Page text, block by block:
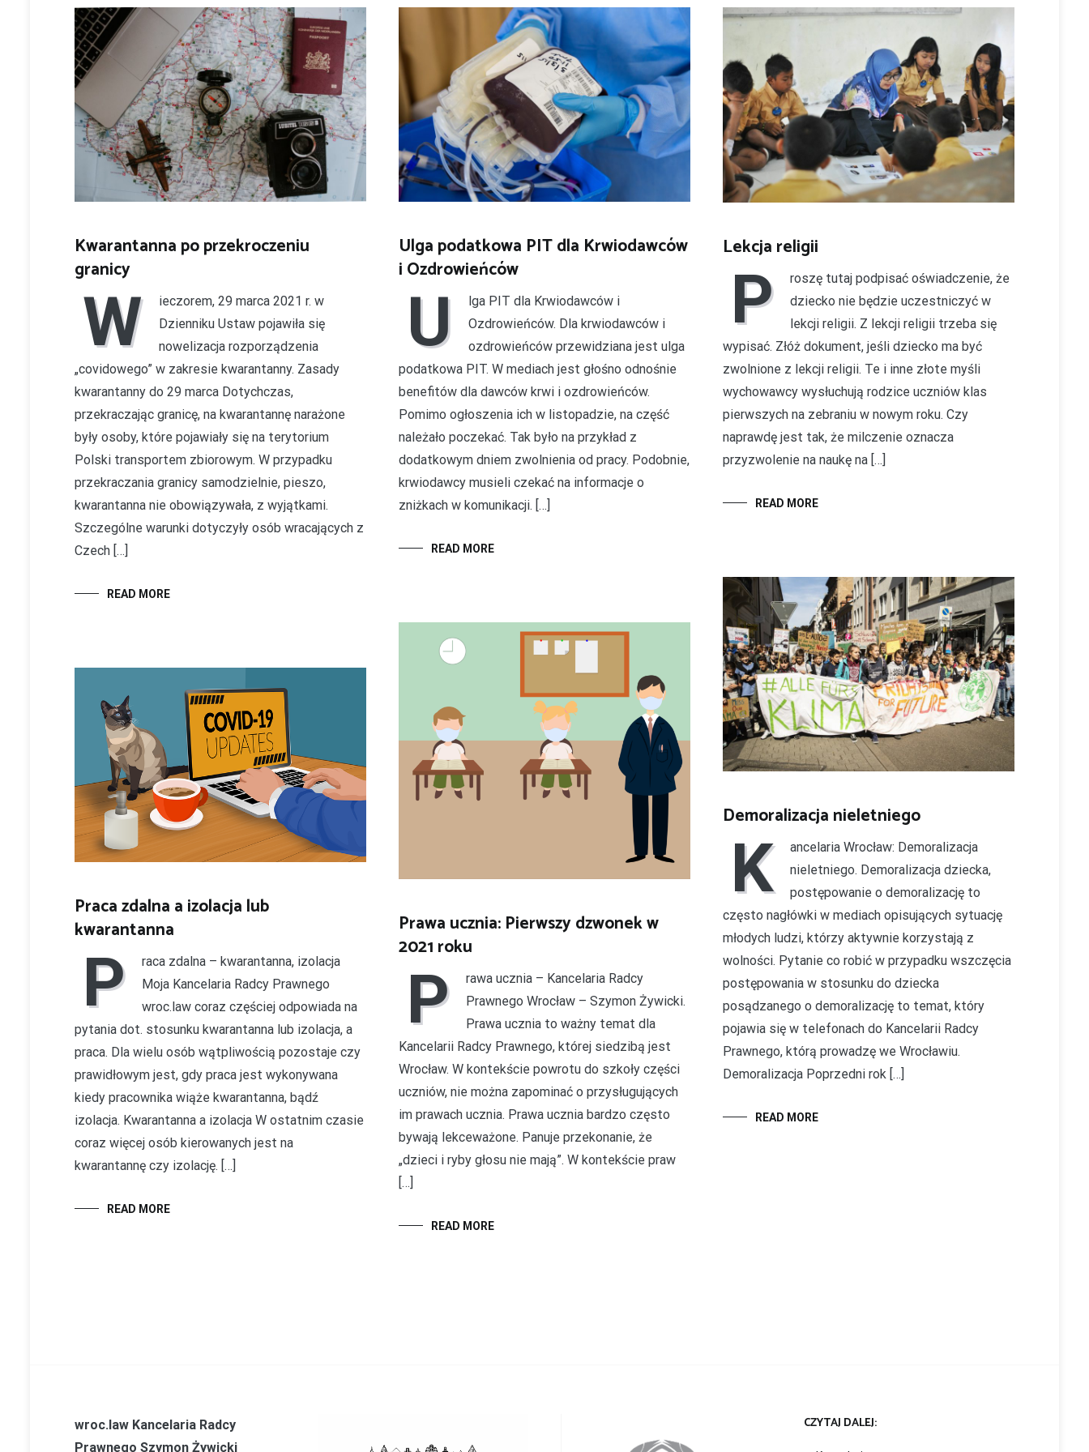
Kwarantanna po przekroczeniu
granicy
W
ieczorem, 29 marca 2021 r. w
Dzienniku Ustaw pojawiła się
nowelizacja rozporządzenia
„covidowego” w zakresie kwarantanny. Zasady
kwarantanny do 29 marca Dotychczas,
przekraczając granicę, na kwarantannę narażone
były osoby, które pojawiały się na terytorium
Polski transportem zbiorowym. W przypadku
przekraczania granicy samodzielnie, pieszo,
kwarantanna nie obowiązywała, z wyjątkami.
Szczególne warunki dotyczyły osób wracających z
Czech […]
READ MORE
Ulga podatkowa PIT dla Krwiodawców
i Ozdrowieńców
U
lga PIT dla Krwiodawców i
Ozdrowieńców. Dla krwiodawców i
ozdrowieńców przewidziana jest ulga
podatkowa PIT. W mediach jest głośno odnośnie
benefitów dla dawców krwi i ozdrowieńców.
Pomimo ogłoszenia ich w listopadzie, na część
należało poczekać. Tak było na przykład z
dodatkowym dniem zwolnienia od pracy. Podobnie,
krwiodawcy musieli czekać na informacje o
zniżkach w komunikacji. […]
READ MORE
Lekcja religii
P
roszę tutaj podpisać oświadczenie, że
dziecko nie będzie uczestniczyć w
lekcji religii. Z lekcji religii trzeba się
wypisać. Złóż dokument, jeśli dziecko ma być
zwolnione z lekcji religii. Te i inne złote myśli
wychowawcy wysłuchują rodzice uczniów klas
pierwszych na zebraniu w nowym roku. Czy
naprawdę jest tak, że milczenie oznacza
przyzwolenie na naukę na […]
READ MORE
Demoralizacja nieletniego
K
ancelaria Wrocław: Demoralizacja
nieletniego. Demoralizacja dziecka,
postępowanie o demoralizację to
często nagłówki w mediach opisujących sytuację
młodych ludzi, którzy aktywnie korzystają z
wolności. Pytanie co robić w przypadku wszczęcia
postępowania w stosunku do dziecka
posądzanego o demoralizację to temat, który
pojawia się w telefonach do Kancelarii Radcy
Prawnego, którą prowadzę we Wrocławiu.
Demoralizacja Poprzedni rok […]
READ MORE
Prawa ucznia: Pierwszy dzwonek w
2021 roku
P
rawa ucznia – Kancelaria Radcy
Prawnego Wrocław – Szymon Żywicki.
Prawa ucznia to ważny temat dla
Kancelarii Radcy Prawnego, której siedzibą jest
Wrocław. W kontekście powrotu do szkoły części
uczniów, nie można zapominać o przysługujących
im prawach ucznia. Prawa ucznia bardzo często
bywają lekceważone. Panuje przekonanie, że
„dzieci i ryby głosu nie mają”. W kontekście praw
[…]
READ MORE
Praca zdalna a izolacja lub
kwarantanna
P
raca zdalna – kwarantanna, izolacja
Moja Kancelaria Radcy Prawnego
wroc.law coraz częściej odpowiada na
pytania dot. stosunku kwarantanna lub izolacja, a
praca. Dla wielu osób wątpliwością pozostaje czy
prawidłowym jest, gdy praca jest wykonywana
kiedy pracownika wiąże kwarantanna, bądź
izolacja. Kwarantanna a izolacja W ostatnim czasie
coraz więcej osób kierowanych jest na
kwarantannę czy izolację. […]
READ MORE
wroc.law Kancelaria Radcy
Prawnego Szymon Żywicki
CZYTAJ DALEJ: